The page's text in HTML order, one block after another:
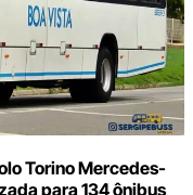
Torino Mercedes-
para 134 ônibus